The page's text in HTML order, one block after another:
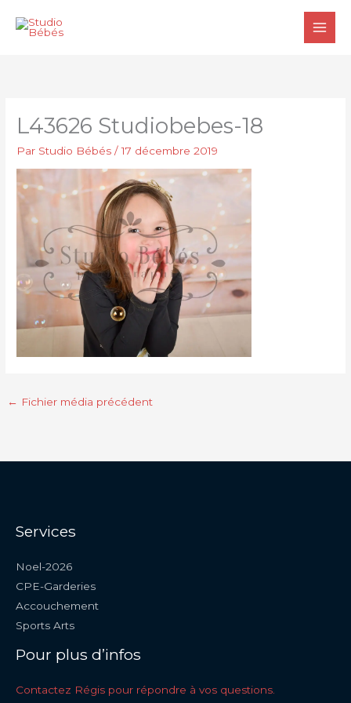
L43626 Studiobebes-18
Par Studio Bébés/17 décembre 2019
← Fichier média précédent
Services
Noel-2026
CPE-Garderies
Accouchement
Sports Arts
Pour plus d’infos
Contactez Régis pour répondre à vos questions.